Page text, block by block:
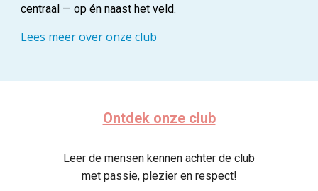
centraal — op én naast het veld.
Lees meer over onze club
Ontdek onze club
Leer de mensen kennen achter de club
met passie, plezier en respect!